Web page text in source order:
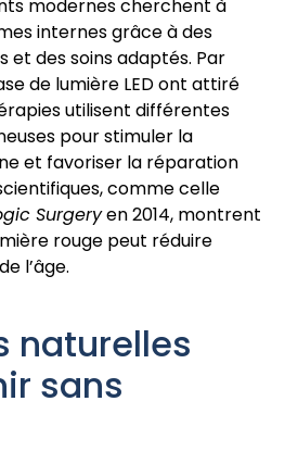
modernes cherchent à
internes grâce à des
et des soins adaptés. Par
de lumière LED ont attiré
utilisent différentes
pour stimuler la
et favoriser la réparation
comme celle
Surgeryen 2014, montrent
rouge peut réduire
l’âge.
naturelles
sans